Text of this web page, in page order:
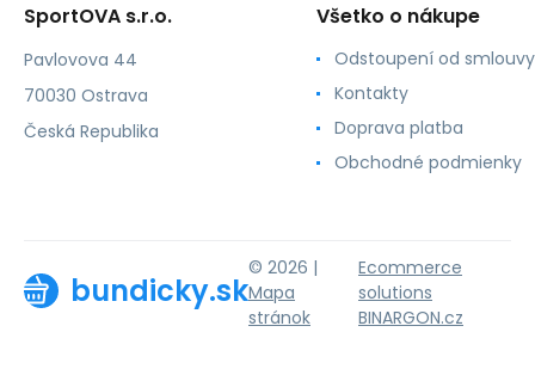
SportOVA s.r.o.
Pavlovova 44
70030 Ostrava
Česká Republika
Všetko o nákupe
Odstoupení od smlouvy
Kontakty
Doprava platba
Obchodné podmienky
bundicky.sk
© 2026 |
Mapa
stránok
Ecommerce
solutions
BINARGON.cz